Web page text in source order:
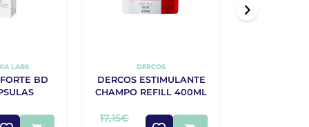
LABS
BD
DERCOS
DERCOS ESTIMULANTE
CHAMPO REFILL 400ML
17,15€